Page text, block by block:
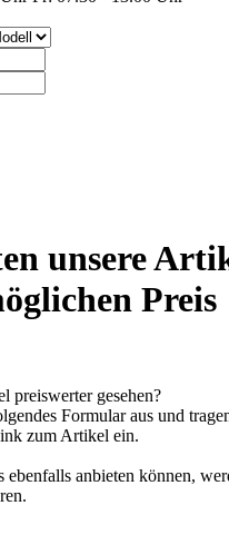
unsere
Preis
preiswerter gesehen?
Formular aus und
zum Artikel ein.
ebenfalls anbieten können,